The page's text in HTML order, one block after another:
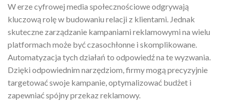
W erze cyfrowej media społecznościowe odgrywają
kluczową rolę w budowaniu relacji z klientami. Jednak
skuteczne zarządzanie kampaniami reklamowymi na wielu
platformach może być czasochłonne i skomplikowane.
Automatyzacja tych działań to odpowiedź na te wyzwania.
Dzięki odpowiednim narzędziom, firmy mogą precyzyjnie
targetować swoje kampanie, optymalizować budżet i
zapewniać spójny przekaz reklamowy.